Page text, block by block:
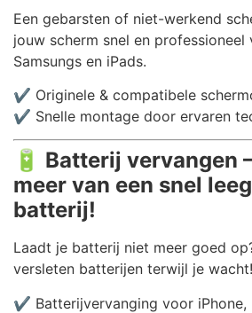
Een gebarsten of niet-werkend
jouw scherm snel en professioneel
Samsungs en iPads.
✔️ Originele & compatibele
✔️ Snelle montage door ervaren
🔋 Batterij vervangen
meer van een snel
batterij!
Laadt je batterij niet meer goed
versleten batterijen terwijl je wacht!
✔️ Batterijvervanging voor iPhone,